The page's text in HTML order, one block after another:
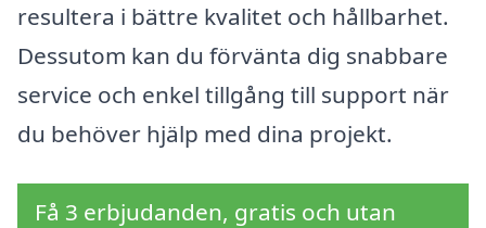
resultera i bättre kvalitet och hållbarhet.
Dessutom kan du förvänta dig snabbare
service och enkel tillgång till support när
du behöver hjälp med dina projekt.
Få 3 erbjudanden, gratis och utan